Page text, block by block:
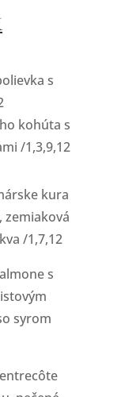
s
kohúta s
/1,3,9,12
kura
zemiaková
/1,7,12
s
syrom